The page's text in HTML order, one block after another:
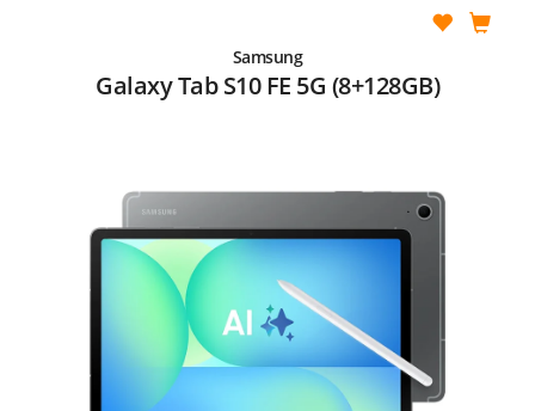
Samsung
Galaxy Tab S10 FE 5G (8+128GB)